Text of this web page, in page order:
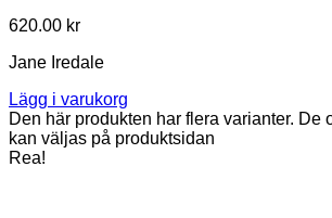
620.00 kr
Jane Iredale
Lägg i varukorg
Den här produkten har flera varianter. De
kan väljas på produktsidan
Rea!